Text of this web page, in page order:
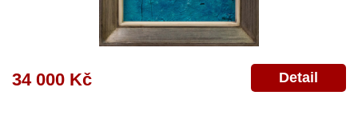
34 000 Kč Detail